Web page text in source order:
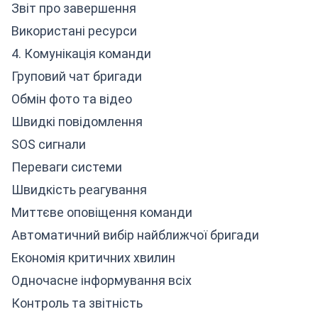
Звіт про завершення
Використані ресурси
4. Комунікація команди
Груповий чат бригади
Обмін фото та відео
Швидкі повідомлення
SOS сигнали
Переваги системи
Швидкість реагування
Миттєве оповіщення команди
Автоматичний вибір найближчої бригади
Економія критичних хвилин
Одночасне інформування всіх
Контроль та звітність